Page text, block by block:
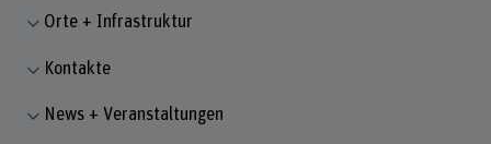
Orte + Infrastruktur
Kontakte
News + Veranstaltungen